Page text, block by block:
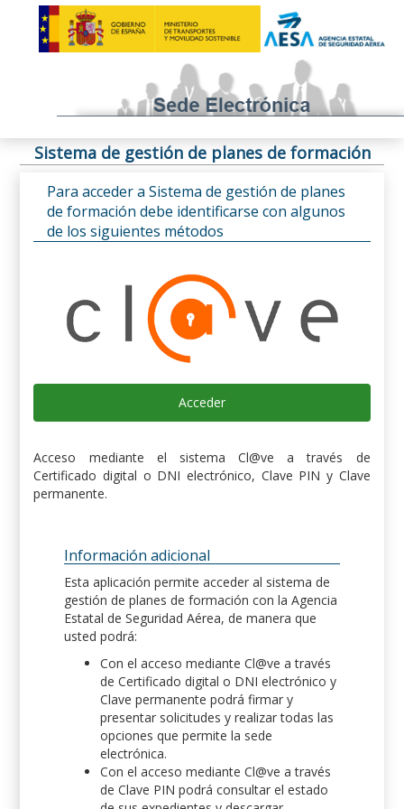
Sistema de gestión de planes de formación
Para acceder a Sistema de gestión de planes
de formación debe identificarse con algunos
de los siguientes métodos
Acceder
Acceso mediante el sistema Cl@ve a través de
Certificado digital o DNI electrónico, Clave PIN y Clave
permanente.
Información adicional
Esta aplicación permite acceder al sistema de
gestión de planes de formación con la Agencia
Estatal de Seguridad Aérea, de manera que
usted podrá:
Con el acceso mediante Cl@ve a través
de Certificado digital o DNI electrónico y
Clave permanente podrá firmar y
presentar solicitudes y realizar todas las
opciones que permite la sede
electrónica.
Con el acceso mediante Cl@ve a través
de Clave PIN podrá consultar el estado